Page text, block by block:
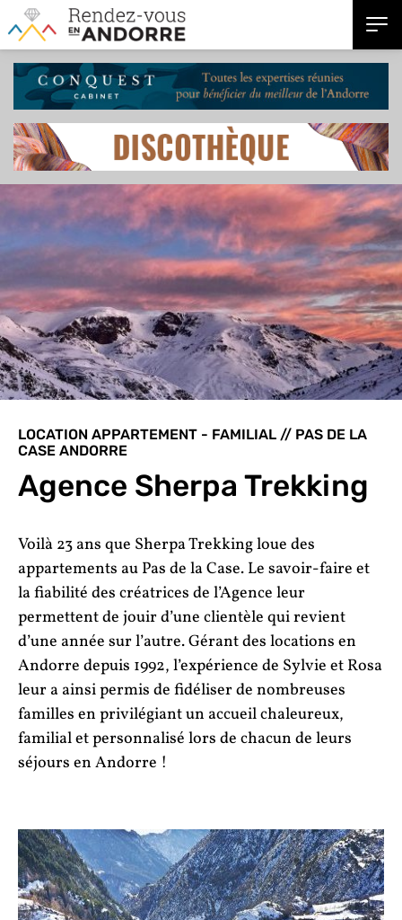
LOCATION APPARTEMENT - FAMILIAL // PAS DE LA
CASE ANDORRE
Agence Sherpa Trekking
Voilà 23 ans que Sherpa Trekkingloue des
appartements au Pas de la Case. Le savoir-faire et
la fiabilité des créatrices de l’Agence leur
permettent de jouir d’une clientèle qui revient
d’une année sur l’autre. Gérant des locations en
Andorre depuis 1992, l’expérience de Sylvie et Rosa
leur a ainsi permis de fidéliser de nombreuses
familles en privilégiant un accueil chaleureux,
familial et personnalisé lors de chacun de leurs
séjours en Andorre !